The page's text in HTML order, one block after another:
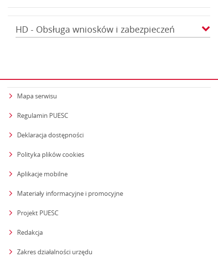
HD - Obsługa wniosków i zabezpieczeń
Mapa serwisu
Regulamin PUESC
Deklaracja dostępności
Polityka plików cookies
Aplikacje mobilne
Materiały informacyjne i promocyjne
Projekt PUESC
Redakcja
Zakres działalności urzędu